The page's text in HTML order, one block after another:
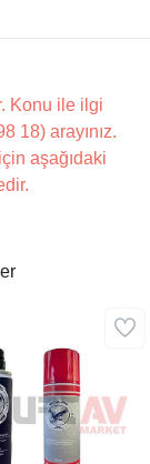
Konu ile ilgi
18) arayınız.
aşağıdaki